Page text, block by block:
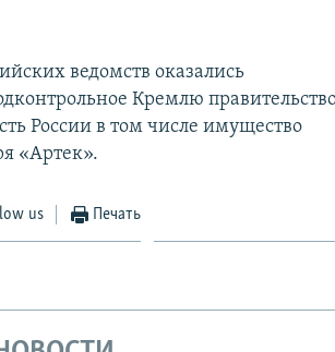
ведомств оказались
Кремлю
России в том числе имущество
«Артек».
us Печать